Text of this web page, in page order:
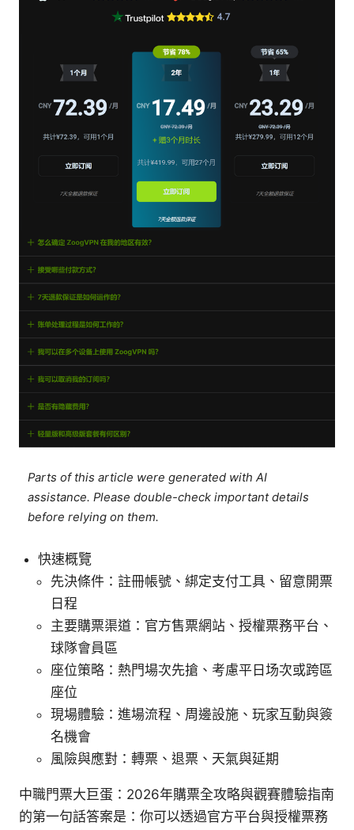
Parts of this article were generated with AI
assistance. Please double-check important details
before relying on them.
快速概覽
先決條件：註冊帳號、綁定支付工具、留意開票
日程
主要購票渠道：官方售票網站、授權票務平台、
球隊會員區
座位策略：熱門場次先搶、考慮平日场次或跨區
座位
現場體驗：進場流程、周邊設施、玩家互動與簽
名機會
風險與應對：轉票、退票、天氣與延期
中職門票大巨蛋：2026年購票全攻略與觀賽體驗指南
的第一句話答案是：你可以透過官方平台與授權票務